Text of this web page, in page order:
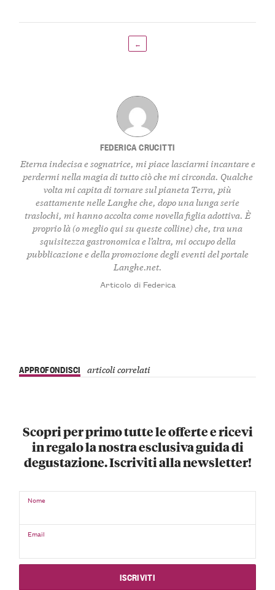
←
FEDERICA CRUCITTI
Eterna indecisa e sognatrice, mi piace lasciarmi incantare e
perdermi nella magia di tutto ciò che mi circonda. Qualche
volta mi capita di tornare sul pianeta Terra, più
esattamente nelle Langhe che, dopo una lunga serie
traslochi, mi hanno accolta come novella figlia adottiva. È
proprio là (o meglio qui su queste colline) che, tra una
squisitezza gastronomica e l’altra, mi occupo della
pubblicazione e della promozione degli eventi del portale
Langhe.net.
Articolo di Federica
APPROFONDISCI articoli correlati
Scopri per primo tutte le offerte e ricevi
in regalo la nostra esclusiva guida di
degustazione. Iscriviti alla newsletter!
Nome
Email